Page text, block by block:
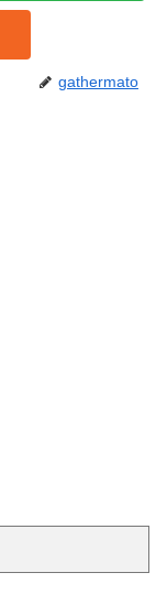
gathermato